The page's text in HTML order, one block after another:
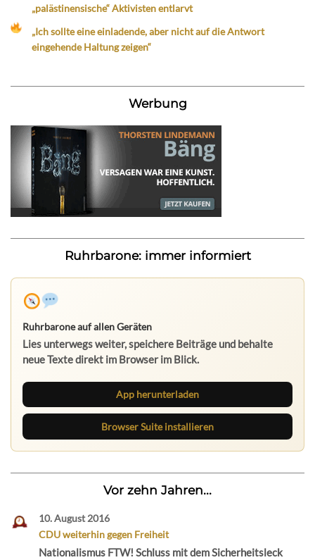
„palästinensische“ Aktivisten entlarvt
„Ich sollte eine einladende, aber nicht auf die Antwort
eingehende Haltung zeigen“
Werbung
Ruhrbarone: immer informiert
Ruhrbarone auf allen Geräten
Lies unterwegs weiter, speichere Beiträge und behalte
neue Texte direkt im Browser im Blick.
App herunterladen
Browser Suite installieren
Vor zehn Jahren...
10. August 2016
CDU weiterhin gegen Freiheit
Nationalismus FTW! Schluss mit dem Sicherheitsleck